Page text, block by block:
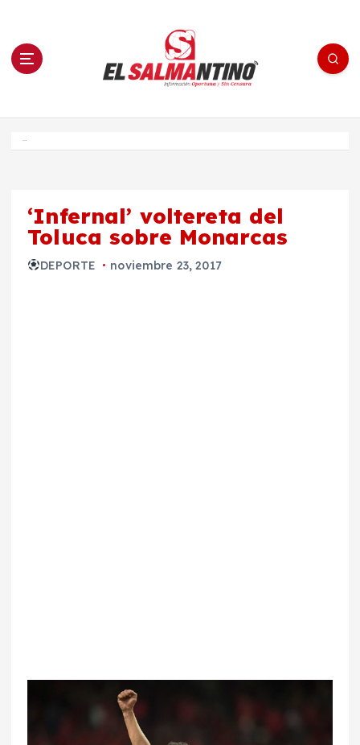
n El Salmantino - medios/noticias/editorial
‘Infernal’ voltereta del
Toluca sobre Monarcas
DEPORTE noviembre 23, 2017